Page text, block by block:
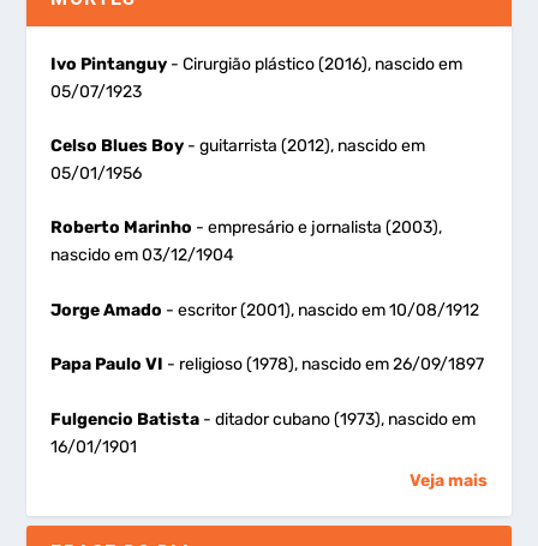
Ivo Pintanguy - Cirurgião plástico (2016), nascido em
05/07/1923
Celso Blues Boy - guitarrista (2012), nascido em
05/01/1956
Roberto Marinho - empresário e jornalista (2003),
nascido em 03/12/1904
Jorge Amado - escritor (2001), nascido em 10/08/1912
Papa Paulo VI - religioso (1978), nascido em 26/09/1897
Fulgencio Batista - ditador cubano (1973), nascido em
16/01/1901
Veja mais